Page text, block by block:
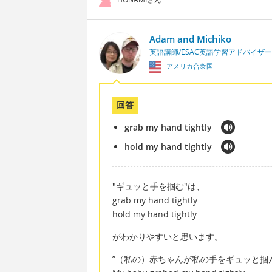
Adam and Michiko
英語講師/ESAC英語学習アドバイザー
アメリカ合衆国
回答
grab my hand tightly
hold my hand tightly
"ギュッと手を掴む"は、
grab my hand tightly
hold my hand tightly
がわかりやすいと思います。
”（私の）赤ちゃんが私の手をギュッと掴